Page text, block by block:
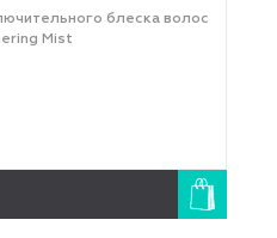
блеска волос
Mist